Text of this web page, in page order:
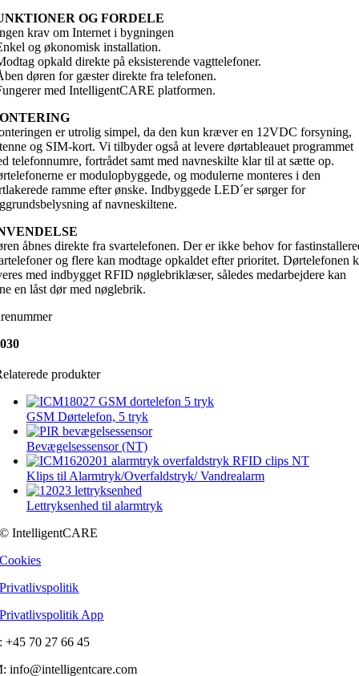
OG FORDELE
krav om Internet i bygningen
og økonomisk installation.
opkald direkte på eksisterende vagttelefoner.
døren for gæster direkte fra telefonen.
med IntelligentCARE platformen.
er utrolig simpel, da den kun kræver en 12VDC forsyning,
og SIM-kort. Vi tilbyder også at levere dørtableauet programmet
telefonnumre, fortrådet samt med navneskilte klar til at sætte op.
er modulopbyggede, og modulerne monteres i den
ramme efter ønske. Indbyggede LED´er sørger for
af navneskiltene.
åbnes direkte fra svartelefonen. Der er ikke behov for
og flere kan modtage opkaldet efter prioritet. Dørtelefonen
med indbygget RFID nøglebriklæser, således medarbejdere kan
en låst dør med nøglebrik.
produkter
GSM Dørtelefon, 5 tryk
Bevægelsessensor (NT)
Klips til Alarmtryk/Overfaldstryk/ Vandrealarm
Lettryksenhed til alarmtryk
© IntelligentCARE
Cookies
Privatlivspolitik
Privatlivspolitik App
+45 70 27 66 45
info@intelligentcare.com